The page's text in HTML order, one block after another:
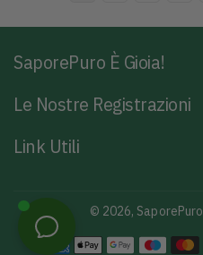
SaporePuro È Gioia!
Le Nostre Registrazioni
Link Utili
© 2026, SaporePuro